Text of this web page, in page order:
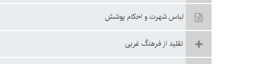
لباس شهرت و احكام پوشش
تقليد از فرهنگ غربى